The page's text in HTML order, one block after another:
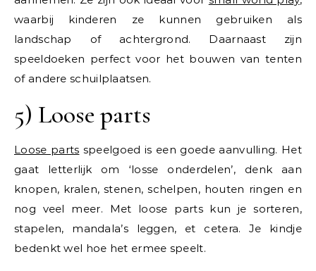
waarbij kinderen ze kunnen gebruiken als
landschap of achtergrond. Daarnaast zijn
speeldoeken perfect voor het bouwen van tenten
of andere schuilplaatsen.
5) Loose parts
Loose parts speelgoed is een goede aanvulling. Het
gaat letterlijk om ‘losse onderdelen’, denk aan
knopen, kralen, stenen, schelpen, houten ringen en
nog veel meer. Met loose parts kun je sorteren,
stapelen, mandala’s leggen, et cetera. Je kindje
bedenkt wel hoe het ermee speelt.